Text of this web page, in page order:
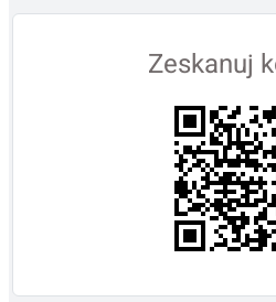
Zeskanuj